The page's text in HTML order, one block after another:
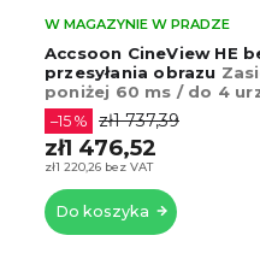
Accsoon CineView HE
przesyłania obrazu
poniżej 60 ms / do 4
W MAGAZYNIE W PRADZE
zł1 220,26 bez VAT
–15 % zł1 737,39
zł1 476,52
Do koszyka